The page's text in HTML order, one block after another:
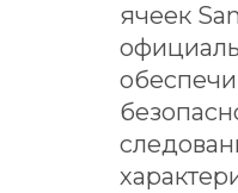
ячеек